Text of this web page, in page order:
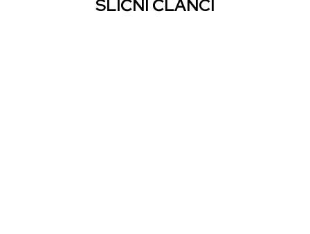
SLIČNI ČLANCI